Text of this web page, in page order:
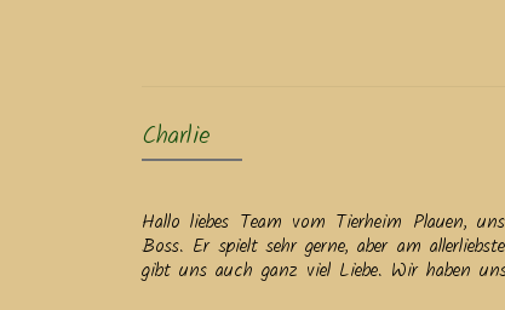
Charlie
Hallo liebes Team vom Tierheim Plauen,
Boss. Er spielt sehr gerne, aber am
gibt uns auch ganz viel Liebe. Wir haben